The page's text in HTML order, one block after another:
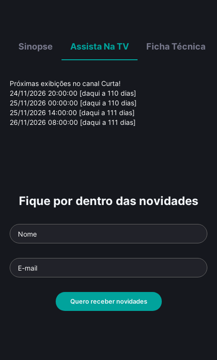
Sinopse Assista Na TV Ficha Técnica
Próximas exibições no canal Curta!
24/11/2026 20:00:00 [daqui a 110 dias]
25/11/2026 00:00:00 [daqui a 110 dias]
25/11/2026 14:00:00 [daqui a 111 dias]
26/11/2026 08:00:00 [daqui a 111 dias]
Fique por dentro das novidades
Quero receber novidades